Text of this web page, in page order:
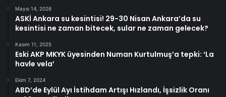
Mayıs 14, 2026
ASKİ Ankara su kesintisi! 29-30 Nisan Ankara’da su
kesintisi ne zaman bitecek, sular ne zaman gelecek?
Kasım 11, 2025
Eski AKP MKYK üyesinden Numan Kurtulmuş’a tepki: ‘La
havle vela’
Ekim 7, 2024
ABD’de Eylül Ayı İstihdam Artışı Hızlandı, İşsizlik Oranı